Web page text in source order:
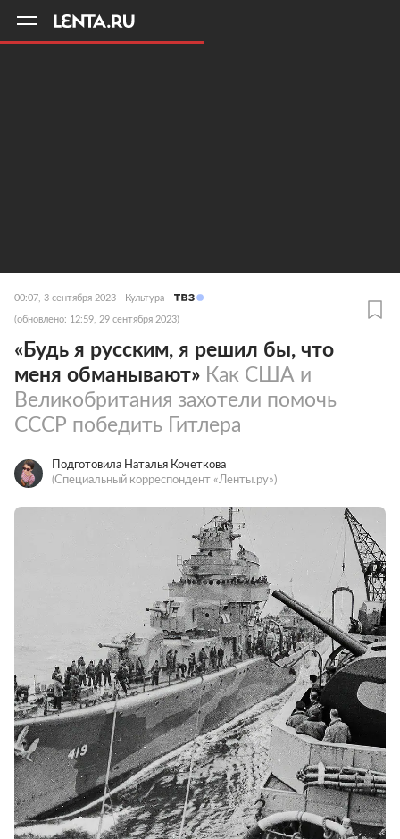
00:07, 3 сентября 2023 Культура
(обновлено: 12:59, 29 сентября 2023)
«Будь я русским, я решил бы, что
меня обманывают» Как США и
Великобритания захотели помочь
СССР победить Гитлера
Подготовила Наталья Кочеткова
(Специальный корреспондент «Ленты.ру»)